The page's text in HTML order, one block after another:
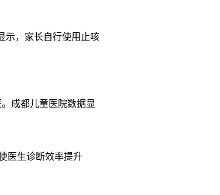
示，家长自行使用止咳
成都儿童医院数据显
医生诊断效率提升